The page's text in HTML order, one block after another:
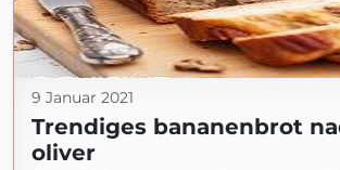
9 Januar 2021
Trendiges bananenbrot
oliver